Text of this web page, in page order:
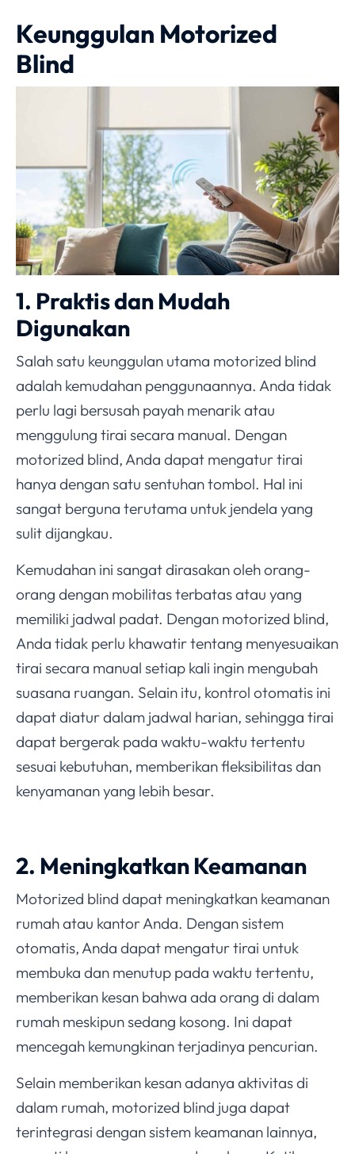
Keunggulan Motorized
Blind
1. Praktis dan Mudah
Digunakan
Salah satu keunggulan utama motorized blind
adalah kemudahan penggunaannya. Anda tidak
perlu lagi bersusah payah menarik atau
menggulung tirai secara manual. Dengan
motorized blind, Anda dapat mengatur tirai
hanya dengan satu sentuhan tombol. Hal ini
sangat berguna terutama untuk jendela yang
sulit dijangkau.
Kemudahan ini sangat dirasakan oleh orang-
orang dengan mobilitas terbatas atau yang
memiliki jadwal padat. Dengan motorized blind,
Anda tidak perlu khawatir tentang menyesuaikan
tirai secara manual setiap kali ingin mengubah
suasana ruangan. Selain itu, kontrol otomatis ini
dapat diatur dalam jadwal harian, sehingga tirai
dapat bergerak pada waktu-waktu tertentu
sesuai kebutuhan, memberikan fleksibilitas dan
kenyamanan yang lebih besar.
2. Meningkatkan Keamanan
Motorized blind dapat meningkatkan keamanan
rumah atau kantor Anda. Dengan sistem
otomatis, Anda dapat mengatur tirai untuk
membuka dan menutup pada waktu tertentu,
memberikan kesan bahwa ada orang di dalam
rumah meskipun sedang kosong. Ini dapat
mencegah kemungkinan terjadinya pencurian.
Selain memberikan kesan adanya aktivitas di
dalam rumah, motorized blind juga dapat
terintegrasi dengan sistem keamanan lainnya,